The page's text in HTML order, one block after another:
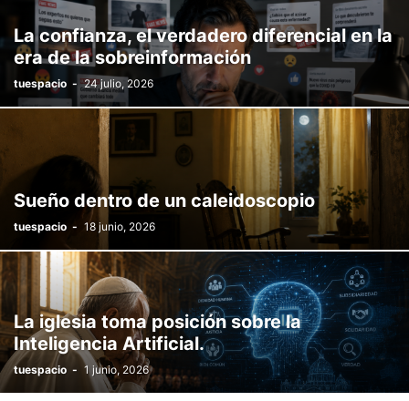
La confianza, el verdadero diferencial en la
era de la sobreinformación
tuespacio - 24 julio, 2026
Sueño dentro de un caleidoscopio
tuespacio - 18 junio, 2026
La iglesia toma posición sobre la
Inteligencia Artificial.
tuespacio - 1 junio, 2026